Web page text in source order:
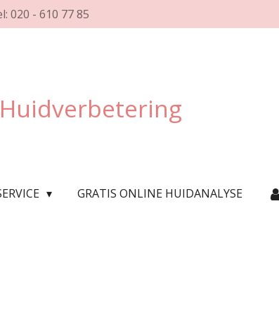
020 - 610 77 85
GRATIS ONLINE HUIDANALYSE